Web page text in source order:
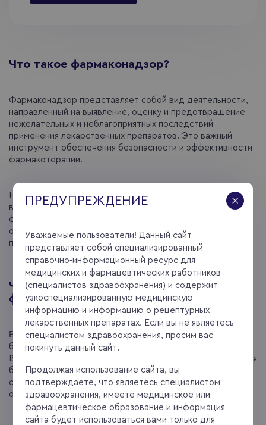
Что такое фармаконадзор?
Фармаконадзор представляет собой вид деятельности,
направленный на выявление, оценку и предотвращение
нежелательных и неблагоприятных последствий
применения лекарственных препаратов. Это важный
инструмент обеспечения безопасности и эффективности
фармакотерапии.
Необходимая деятельность по фармаконадзору
выполняется регуляторными органами,
фармацевтическими компаниями и медицинской
общественностью с вовлечением пациентов и
потребителей.
Что делает BIOCAD в области
фармаконадзора?
BIOCAD заботится о благополучии пациентов и
безопасности производимых лекарственных препаратов.
В качестве одного из механизмов контроля и обеспечения
безопасности лекарственных препаратов в компании
создана и функционирует система фармаконадзора,
обеспечивающая:
ПРЕДУПРЕЖДЕНИЕ
Уважаемые пользователи! Данный сайт
представляет собой специализированный
справочно-информационный ресурс для
медицинских и фармацевтических работников
(специалистов здравоохранения) и содержит
узкоспециализированную медицинскую
информацию и информацию о рецептурных
лекарственных препаратах. Если вы не являетесь
специалистом здравоохранения, просим вас
покинуть данный сайт.
Продолжая использование сайта, вы
подтверждаете, что являетесь специалистом
здравоохранения, имеете медицинское или
фармацевтическое образование и информация
сайта будет использоваться вами только для